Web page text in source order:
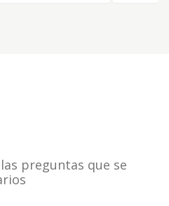
preguntas que se